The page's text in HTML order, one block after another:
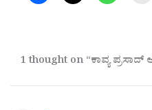
1 thought on “ಕಾವ್ಯ